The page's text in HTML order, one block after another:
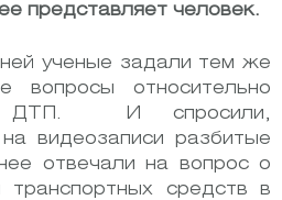
представляет человек.
ученые задали тем же
вопросы относительно
ДТП. И спросили,
видеозаписи разбитые
отвечали на вопрос о
транспортных средств в